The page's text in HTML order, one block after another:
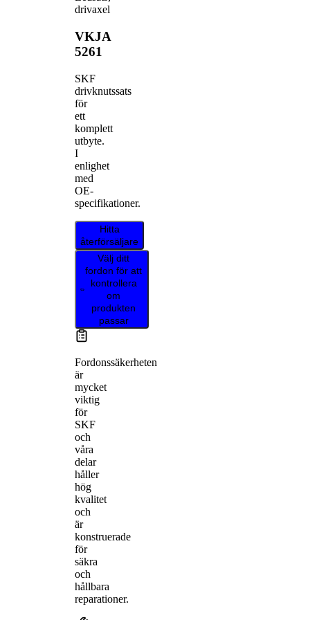
drivaxel
VKJA
5261
SKF
drivknutssats
för
ett
komplett
utbyte.
I
enlighet
med
OE-
specifikationer.
Hitta
återförsäljare
Välj ditt
fordon för att
kontrollera
om
produkten
passar
Fordonssäkerheten
är
mycket
viktig
för
SKF
och
våra
delar
håller
hög
kvalitet
och
är
konstruerade
för
säkra
och
hållbara
reparationer.